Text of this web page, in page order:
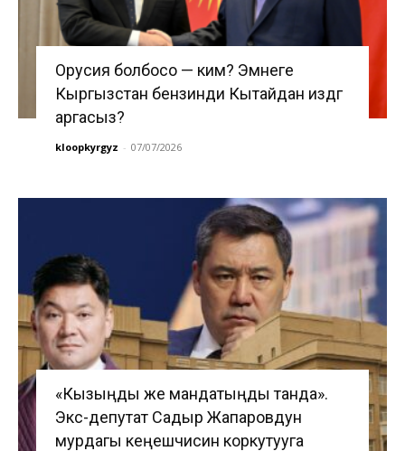
Орусия болбосо — ким? Эмнеге
Кыргызстан бензинди Кытайдан издөөгө
аргасыз?
kloopkyrgyz - 07/07/2026
«Кызыңды же мандатыңды танда».
Экс-депутат Садыр Жапаровдун
мурдагы кеңешчисин коркутууга